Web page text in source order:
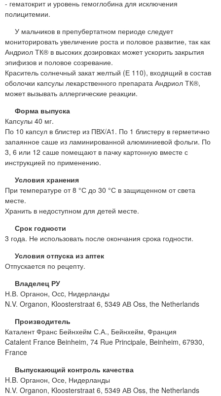
- гематокрит и уровень гемоглобина для исключения
полицитемии.
У мальчиков в препубертатном периоде следует
мониторировать увеличение роста и половое развитие, так как
Андриол ТК® в высоких дозировках может ускорить закрытия
эпифизов и половое созревание.
Краситель солнечный закат желтый (Е 110), входящий в состав
оболочки капсулы лекарственного препарата Андриол ТК®,
может вызывать аллергические реакции.
Форма выпуска
Капсулы 40 мг.
По 10 капсул в блистер из ПВХ/А1. По 1 блистеру в герметично
запаянное саше из ламинированной алюминиевой фольги. По
3, 6 или 12 саше помещают в пачку картонную вместе с
инструкцией по применению.
Условия хранения
При температуре от 8 °С до 30 °С в защищенном от света
месте.
Хранить в недоступном для детей месте.
Срок годности
3 года. Не использовать после окончания срока годности.
Условия отпуска из аптек
Отпускается по рецепту.
Владелец РУ
Н.В. Органон, Осc, Нидерланды
N.V. Organon, Kloosterstraat 6, 5349 АВ Oss, the Netherlands
Производитель
Каталент Франс Бейнхейм С.А., Бейнхейм, Франция
Catalent France Beinheim, 74 Rue Principale, Beinheim, 67930,
France
Выпускающий контроль качества
H.B. Органон, Осе, Нидерланды
N.V. Organon, Kloosterstraat 6, 5349 АВ Oss, the Netherlands